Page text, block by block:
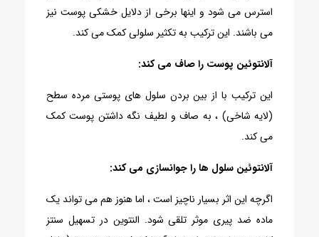
استرس می شود و اینها برخی از دلایل خشکی پوست نیز
می باشند. این ترکیب به تکثیر سلولی کمک می کند.
آلانتوئین پوست را صاف می کند:
این ترکیب با از بین بردن سلول های پوستی مرده سطح
(لایه شاخی) ، به صاف و لطیف نگه داشتن پوست کمک
می کند.
آلانتوئین سلول ها را جوانسازی می کند:
اگرچه این اثر بسیار ناچیز است ، اما هنوز هم می تواند یک
ماده ضد پیری موثر تلقی شود. النتوین در تسهیل سنتز